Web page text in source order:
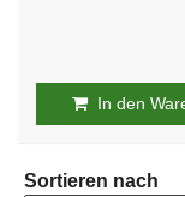
In den
Sortieren nach